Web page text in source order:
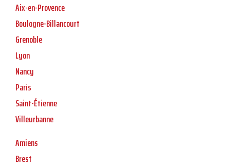
Aix-en-Provence
Boulogne-Billancourt
Grenoble
Lyon
Nancy
Paris
Saint-Étienne
Villeurbanne
Amiens
Brest